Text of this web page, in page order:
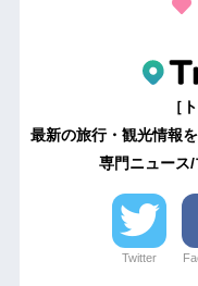
［
最新の旅行・観光情報
専門ニュース
Twitter